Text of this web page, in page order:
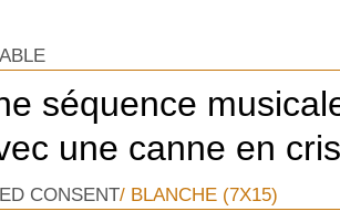
séquence
une canne en
CONSENT/ BLANCHE (7X15)